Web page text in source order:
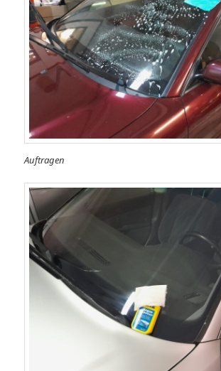
Auftragen